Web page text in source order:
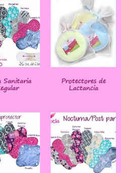
Sanitaria Protectores de
Lactancia